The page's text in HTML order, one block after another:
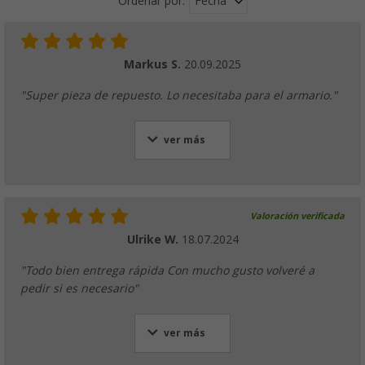
Markus S. 20.09.2025
"Super pieza de repuesto. Lo necesitaba para el armario."
ver más
Valoración verificada
Ulrike W. 18.07.2024
"Todo bien entrega rápida Con mucho gusto volveré a
pedir si es necesario"
ver más